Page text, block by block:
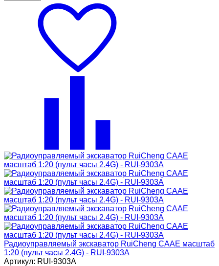
Радиоуправляемый экскаватор RuiCheng CAAE масштаб
1:20 (пульт часы 2.4G) - RUI-9303A
Артикул: RUI-9303A